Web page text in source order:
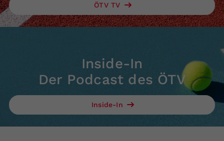
ÖTV TV
Inside-In
Der Podcast des ÖTV
Inside-In